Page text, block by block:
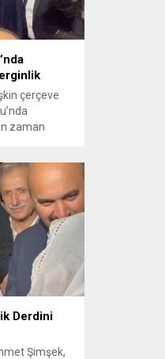
çerçeve
zaman
çıktı.
MHP
ifadelerle
Derdini
Şimşek,